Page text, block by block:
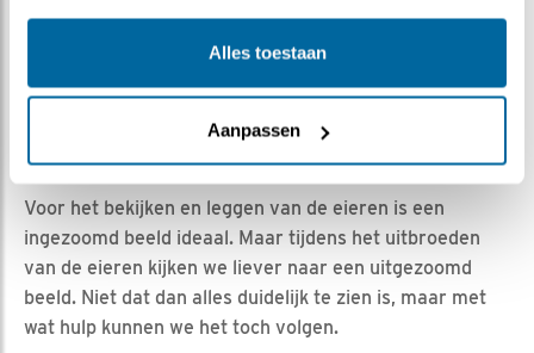
Alles toestaan
Aanpassen
Dit krijgen we gelukkig weer
te zien
Jan-Willem BDL | Geplaatst op 13 april 2021, 16:58 |
Vind ik leuk| Bewaar dit filmpje|
967x
Voor het bekijken en leggen van de eieren is een
ingezoomd beeld ideaal. Maar tijdens het uitbroeden
van de eieren kijken we liever naar een uitgezoomd
beeld. Niet dat dan alles duidelijk te zien is, maar met
wat hulp kunnen we het toch volgen.